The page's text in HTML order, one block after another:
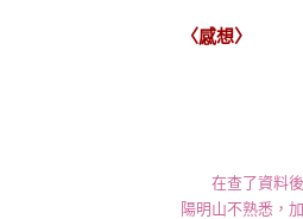
〈感想〉
在查了資料後
陽明山不熟悉，